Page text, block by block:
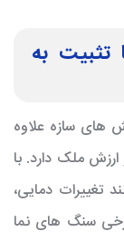
تثبیت به
های سازه علاوه
ملک دارد. با
تغییرات دمایی،
سنگ های نما